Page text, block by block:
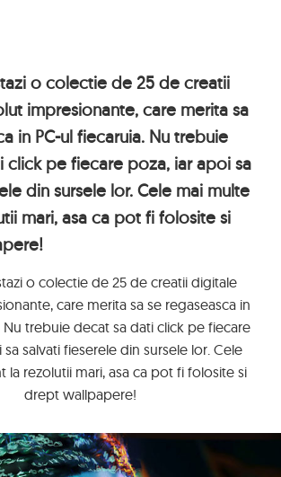
o colectie de 25 de creatii
impresionante, care merita sa
in PC-ul fiecaruia. Nu trebuie
click pe fiecare poza, iar apoi sa
din sursele lor. Cele mai multe
mari, asa ca pot fi folosite si
o colectie de 25 de creatii digitale
care merita sa se regaseasca in
Nu trebuie decat sa dati click pe fiecare
sa salvati fieserele din sursele lor. Cele
la rezolutii mari, asa ca pot fi folosite si
drept wallpapere!